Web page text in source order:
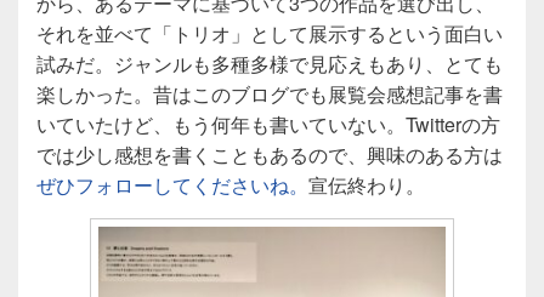
それを並べて「トリオ」として展示するという面白い
試みだ。ジャンルも多種多様で見応えもあり、とても
楽しかった。昔はこのブログでも展覧会感想記事を書
いていたけど、もう何年も書いていない。Twitterの方
では少し感想を書くこともあるので、興味のある方は
ぜひフォローしてくださいね。 宣伝終わり。